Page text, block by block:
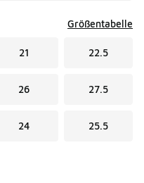
Größentabelle
21 22.5
26 27.5
24 25.5